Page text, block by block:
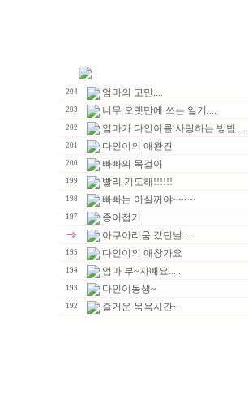
204 엄마의 고민....
203 너무 오랫만에 쓰는 일기....
202 엄마가 다인이를 사랑하는 방법.....
201 다인이의 애완견
200 빠빠의 목걸이
199 빨리 기도해!!!!!!
198 빠빠는 아실꺼야~~~~
197
종이접기
아쿠아리움 갔던날....
195 다인이의 애창가요
194 엄마 부~자예요.....
193 다인이동생~
192 즐거운 목욕시간~